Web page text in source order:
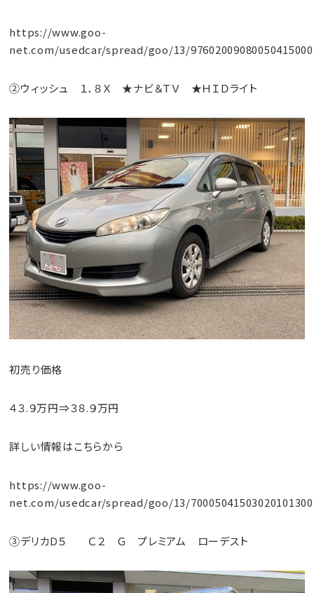
https://www.goo-
net.com/usedcar/spread/goo/13/
②ウィッシュ １．８Ｘ ★ナビ＆ＴＶ ★ＨＩＤライト
初売り価格
４３.９万円⇒３８.９万円
詳しい情報はこちらから
https://www.goo-
net.com/usedcar/spread/goo/13/
③デリカD５ Ｃ２ Ｇ プレミアム ローデスト